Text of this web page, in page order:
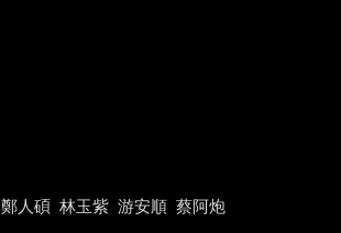
鄭人碩 林玉紫 游安順 蔡阿炮